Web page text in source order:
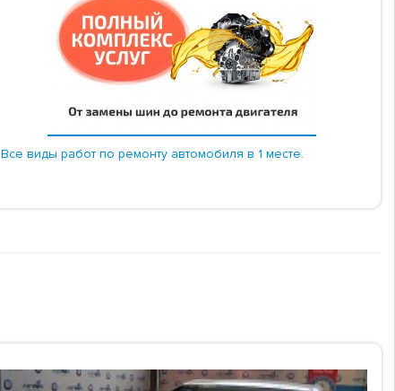
Все виды работ по ремонту автомобиля в 1 месте.